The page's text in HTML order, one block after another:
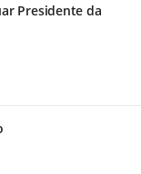
Presidente da